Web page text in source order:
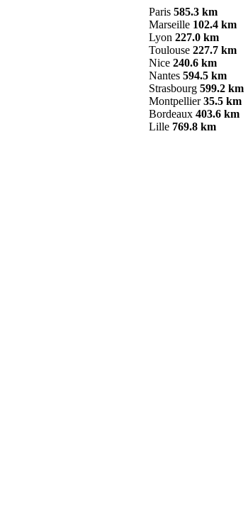
Paris 585.3 km
Marseille 102.4 km
Lyon 227.0 km
Toulouse 227.7 km
Nice 240.6 km
Nantes 594.5 km
Strasbourg 599.2 km
Montpellier 35.5 km
Bordeaux 403.6 km
Lille 769.8 km